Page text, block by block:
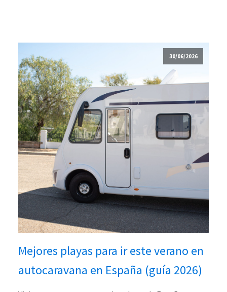
30/06/2026
Mejores playas para ir este verano en
autocaravana en España (guía 2026)